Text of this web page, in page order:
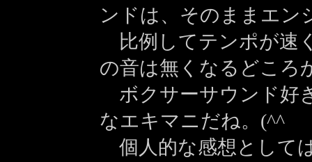
ンドは、そのままエン
比例してテンポが速
の音は無くなるどころ
ボクサーサウンド好
なエキマニだね。(^^ゞ
個人的な感想として